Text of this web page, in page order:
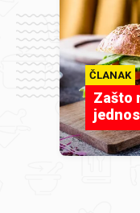
ČLANAK
Zašto